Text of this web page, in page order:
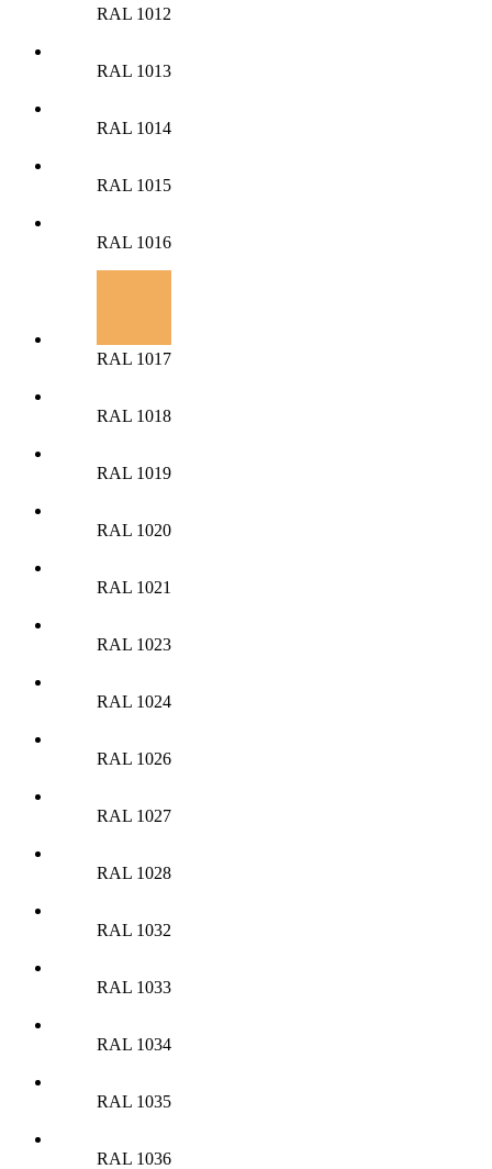
RAL 1012
RAL 1013
RAL 1014
RAL 1015
RAL 1016
RAL 1017
RAL 1018
RAL 1019
RAL 1020
RAL 1021
RAL 1023
RAL 1024
RAL 1026
RAL 1027
RAL 1028
RAL 1032
RAL 1033
RAL 1034
RAL 1035
RAL 1036